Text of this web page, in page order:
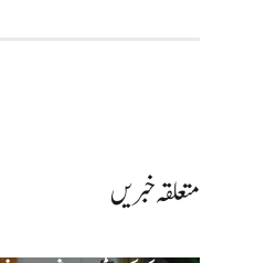
متعلقہ خبریںپاکستان سعودی عرب اور ترکیہ